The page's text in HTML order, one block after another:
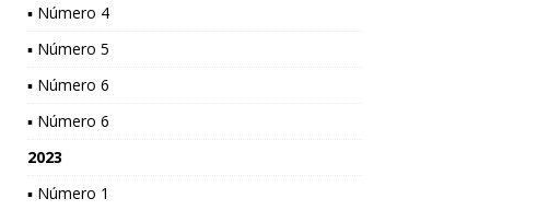
▪ Número 4
▪ Número 5
▪ Número 6
▪ Número 6
2023
▪ Número 1